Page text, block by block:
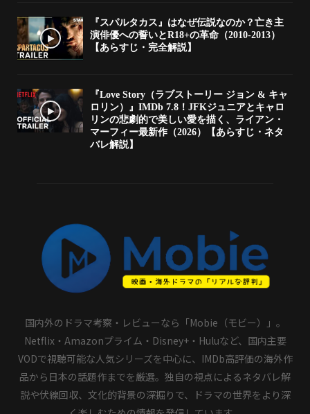
『スパルタカス』はなぜ伝説なのか？亡き主
演俳優への誓いとR18+の革命（2010-2013）
【あらすじ・完全解説】
『Love Story（ラブストーリー ジョン & キャ
ロリン）』IMDb 7.8！JFKジュニアとキャロ
リンの悲劇的で美しい愛を描く、ライアン・
マーフィー最新作（2026）【あらすじ・ネタ
バレ解説】
国内外のドラマ考察・レビューなら「Mobie（モビー）」。
Netflix・Amazonプライム・Disney+・Huluなど、国内主要
VODで視聴可能な人気シリーズを中心に、IMDb高評価の海外作
品から日本の話題作までを厳選。独自の視点によるネタバレ解
説や伏線回収、文化的背景の深掘りで、ドラマの世界をより深